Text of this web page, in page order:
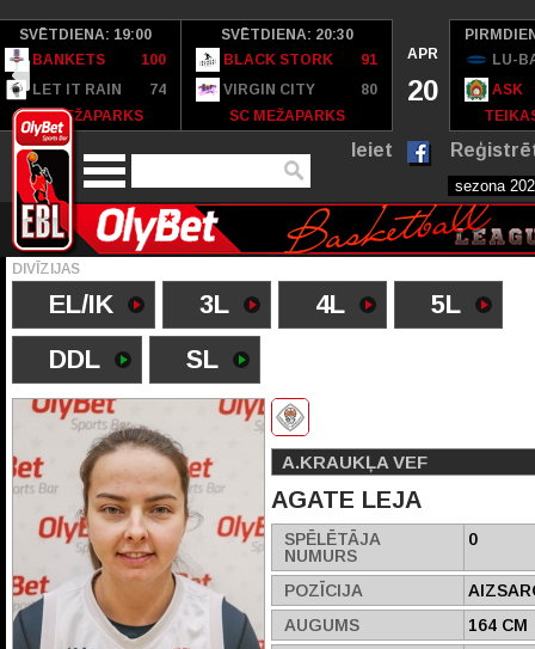
SVĒTDIENA: 19:00
BANKETS
100
LET IT RAIN
74
SC MEŽAPARKS
SVĒTDIENA: 20:30
BLACK STORK
91
VIRGIN CITY
80
SC MEŽAPARKS
APR
20
LU-
ASK
Ieiet
DIVĪZIJAS
EL/IK 3L 4L
5L
DDL
SL
A.KRAUKĻA VEF
AGATE LEJA
SPĒLĒTĀJA
NUMURS
0
POZĪCIJA
AUGUMS
164 CM